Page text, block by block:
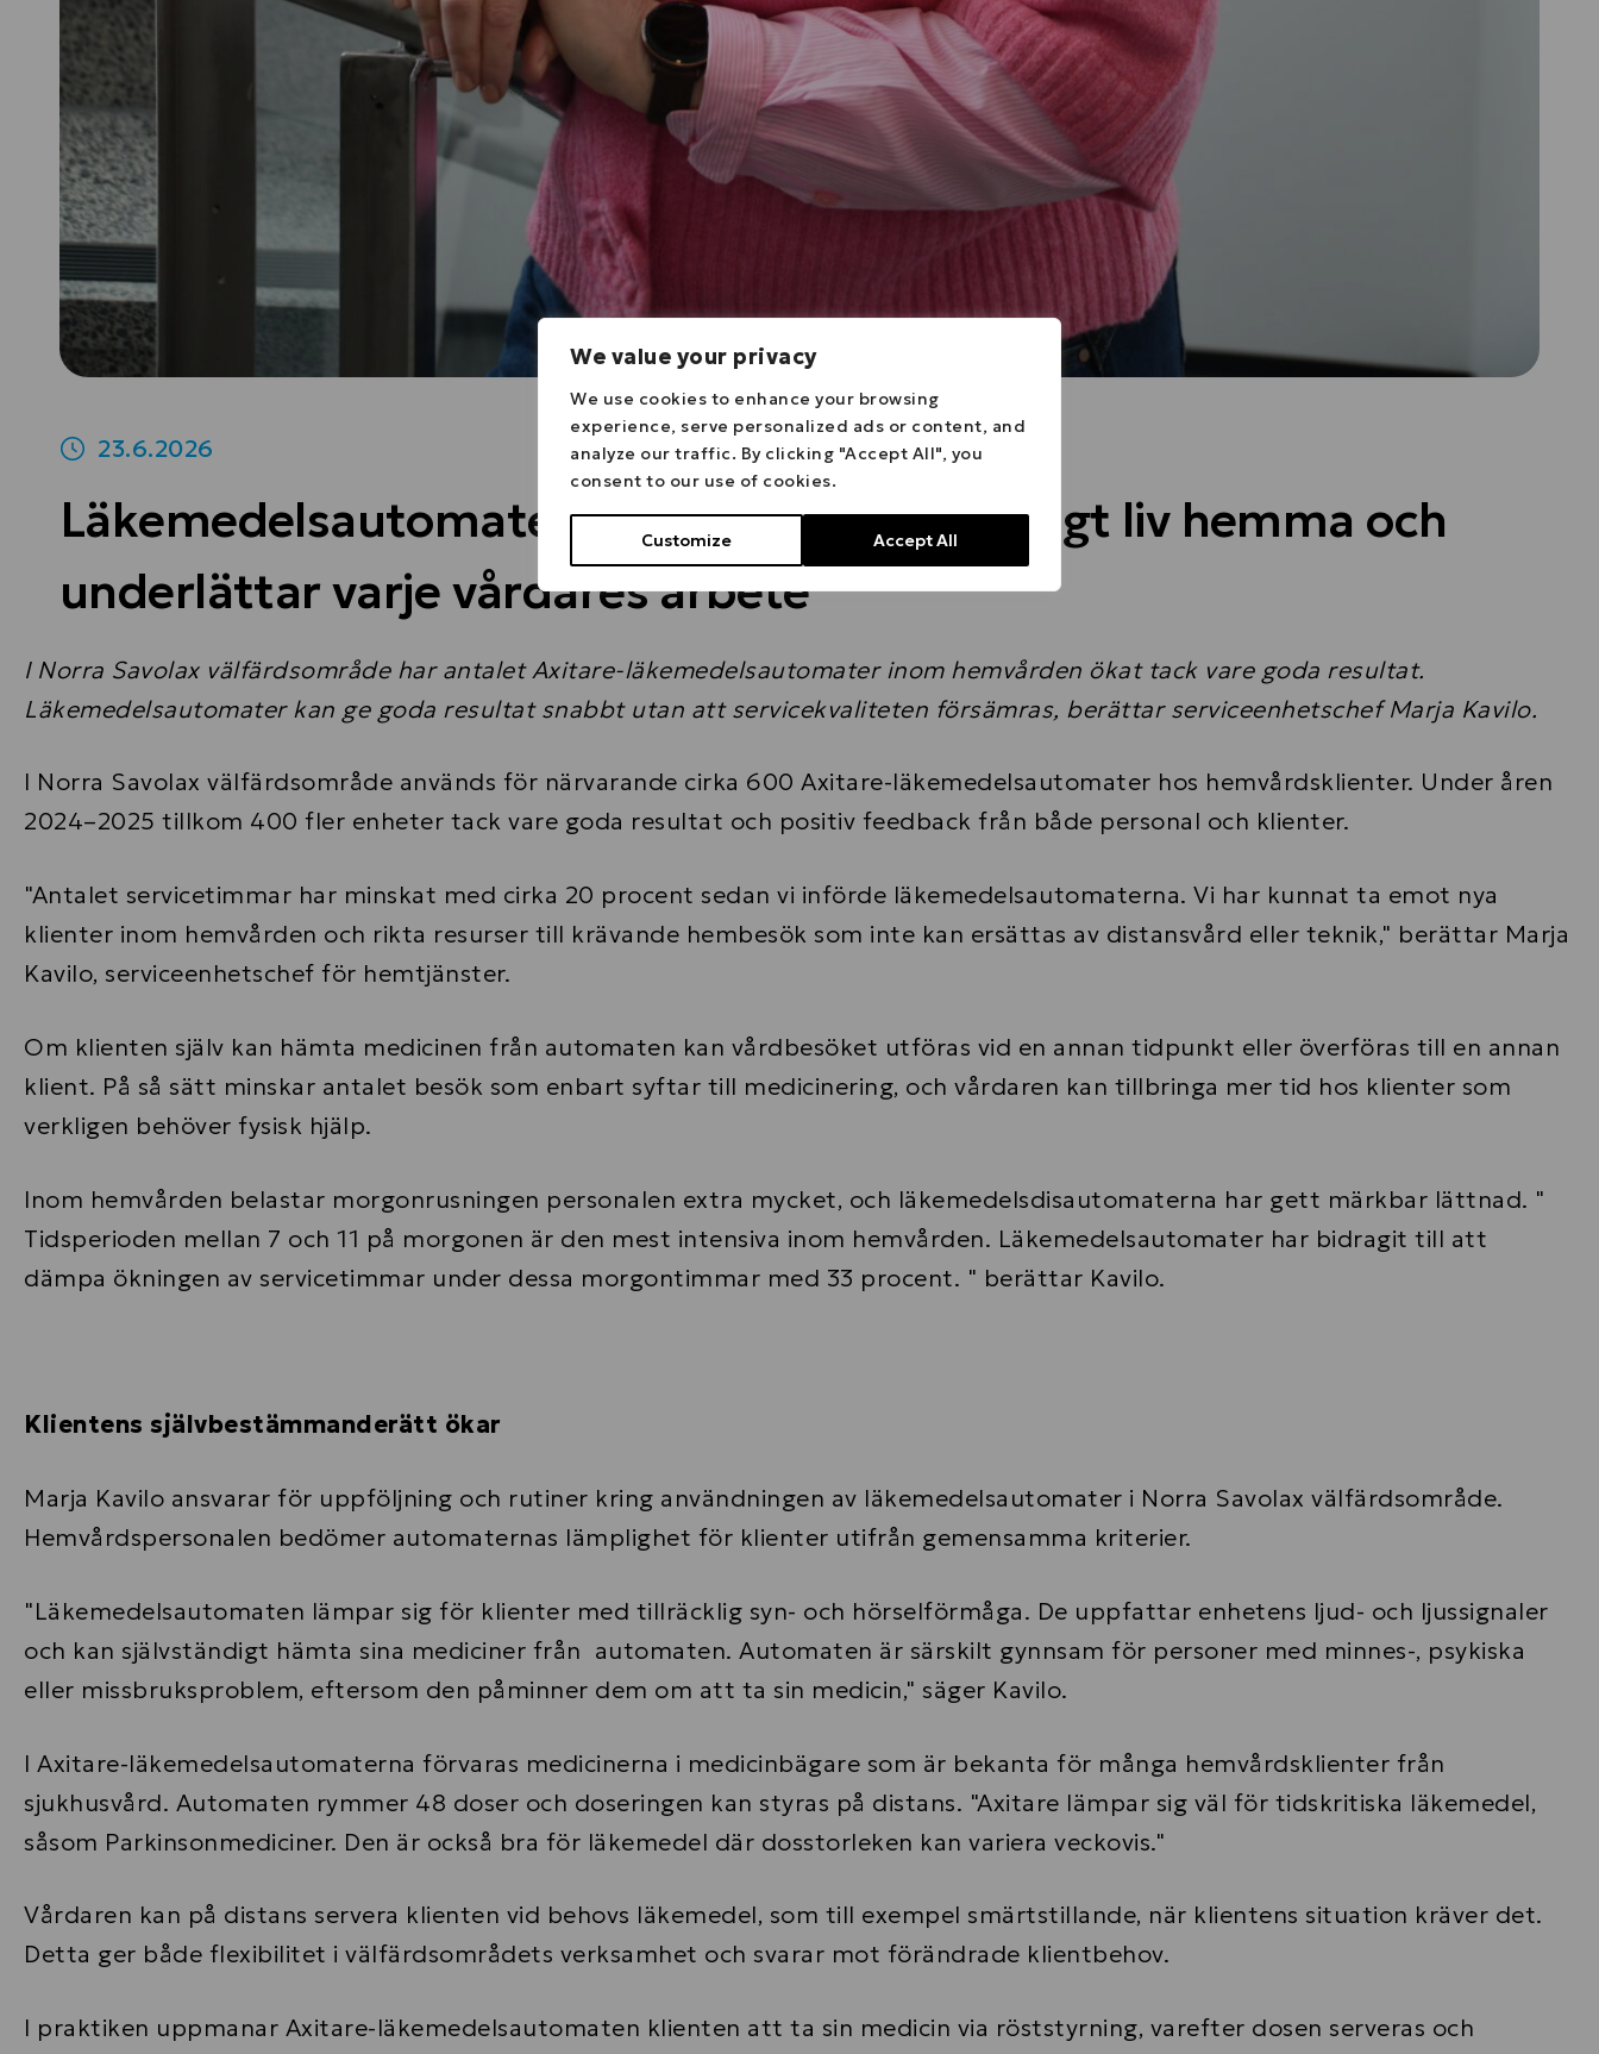
We value your privacy
We use cookies to enhance your browsing
experience, serve personalized ads or content, and
analyze our traffic. By clicking "Accept All", you
consent to our use of cookies.
Customize Accept All
23.6.2026
Läkemedelsautomater stöder ett självständigt liv hemma och
underlättar varje vårdares arbete
I Norra Savolax välfärdsområde har antalet Axitare-läkemedelsautomater inom hemvården ökat tack vare goda resultat.
Läkemedelsautomater kan ge goda resultat snabbt utan att servicekvaliteten försämras, berättar serviceenhetschef Marja Kavilo.
I Norra Savolax välfärdsområde används för närvarande cirka 600 Axitare-läkemedelsautomater hos hemvårdsklienter. Under åren
2024–2025 tillkom 400 fler enheter tack vare goda resultat och positiv feedback från både personal och klienter.
"Antalet servicetimmar har minskat med cirka 20 procent sedan vi införde läkemedelsautomaterna. Vi har kunnat ta emot nya
klienter inom hemvården och rikta resurser till krävande hembesök som inte kan ersättas av distansvård eller teknik," berättar Marja
Kavilo, serviceenhetschef för hemtjänster.
Om klienten själv kan hämta medicinen från automaten kan vårdbesöket utföras vid en annan tidpunkt eller överföras till en annan
klient. På så sätt minskar antalet besök som enbart syftar till medicinering, och vårdaren kan tillbringa mer tid hos klienter som
verkligen behöver fysisk hjälp.
Inom hemvården belastar morgonrusningen personalen extra mycket, och läkemedelsdisautomaterna har gett märkbar lättnad. "
Tidsperioden mellan 7 och 11 på morgonen är den mest intensiva inom hemvården. Läkemedelsautomater har bidragit till att
dämpa ökningen av servicetimmar under dessa morgontimmar med 33 procent. " berättar Kavilo.
Klientens självbestämmanderätt ökar
Marja Kavilo ansvarar för uppföljning och rutiner kring användningen av läkemedelsautomater i Norra Savolax välfärdsområde.
Hemvårdspersonalen bedömer automaternas lämplighet för klienter utifrån gemensamma kriterier.
"Läkemedelsautomaten lämpar sig för klienter med tillräcklig syn- och hörselförmåga. De uppfattar enhetens ljud- och ljussignaler
och kan självständigt hämta sina mediciner från automaten. Automaten är särskilt gynnsam för personer med minnes-, psykiska
eller missbruksproblem, eftersom den påminner dem om att ta sin medicin," säger Kavilo.
I Axitare-läkemedelsautomaterna förvaras medicinerna i medicinbägare som är bekanta för många hemvårdsklienter från
sjukhusvård. Automaten rymmer 48 doser och doseringen kan styras på distans. "Axitare lämpar sig väl för tidskritiska läkemedel,
såsom Parkinsonmediciner. Den är också bra för läkemedel där dosstorleken kan variera veckovis."
Vårdaren kan på distans servera klienten vid behovs läkemedel, som till exempel smärtstillande, när klientens situation kräver det.
Detta ger både flexibilitet i välfärdsområdets verksamhet och svarar mot förändrade klientbehov.
I praktiken uppmanar Axitare-läkemedelsautomaten klienten att ta sin medicin via röststyrning, varefter dosen serveras och